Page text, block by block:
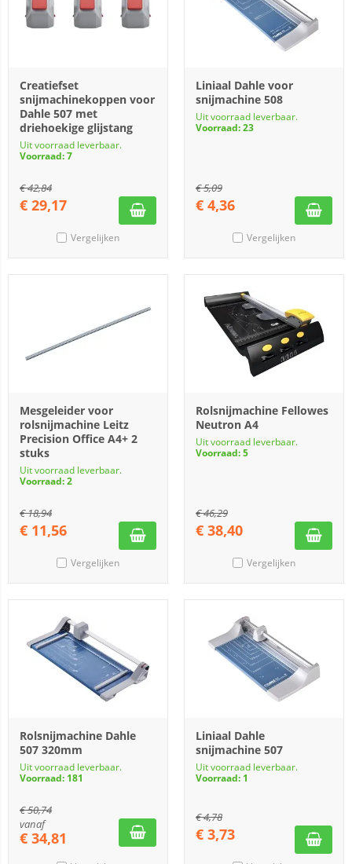
Creatiefset
snijmachinekoppen voor
Dahle 507 met
driehoekige glijstang
Uit voorraad leverbaar.
Voorraad: 7
€42,84
€ 29,17
Vergelijken
Liniaal Dahle voor
snijmachine 508
Uit voorraad leverbaar.
Voorraad: 23
€5,09
€ 4,36
Vergelijken
Mesgeleider voor
rolsnijmachine Leitz
Precision Office A4+ 2
stuks
Uit voorraad leverbaar.
Voorraad: 2
€18,94
€ 11,56
Vergelijken
Rolsnijmachine Fellowes
Neutron A4
Uit voorraad leverbaar.
Voorraad: 5
€46,29
€ 38,40
Vergelijken
Rolsnijmachine Dahle
507 320mm
Uit voorraad leverbaar.
Voorraad: 181
€50,74
vanaf
€ 34,81
Liniaal Dahle
snijmachine 507
Uit voorraad leverbaar.
Voorraad: 1
€4,78
€ 3,73